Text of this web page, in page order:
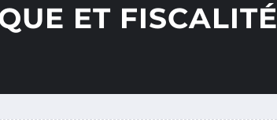
ET FISCALITÉ